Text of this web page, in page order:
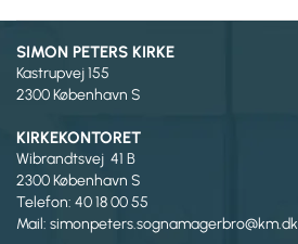
SIMON PETERS KIRKE
Kastrupvej 155
2300 København S
KIRKEKONTORET
Wibrandtsvej 41 B
2300 København S
Telefon: 40 18 00 55
Mail: simonpeters.sognamagerbro@km.dk